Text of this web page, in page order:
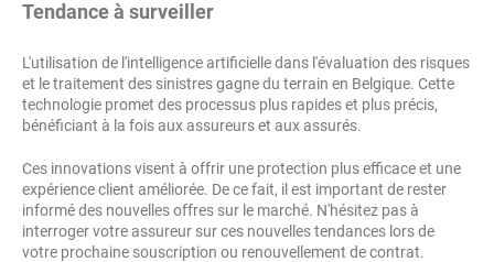
Tendance à surveiller
L'utilisation de l'intelligence artificielle dans l'évaluation des risques
et le traitement des sinistres gagne du terrain en Belgique. Cette
technologie promet des processus plus rapides et plus précis,
bénéficiant à la fois aux assureurs et aux assurés.
Ces innovations visent à offrir une protection plus efficace et une
expérience client améliorée. De ce fait, il est important de rester
informé des nouvelles offres sur le marché. N'hésitez pas à
interroger votre assureur sur ces nouvelles tendances lors de
votre prochaine souscription ou renouvellement de contrat.